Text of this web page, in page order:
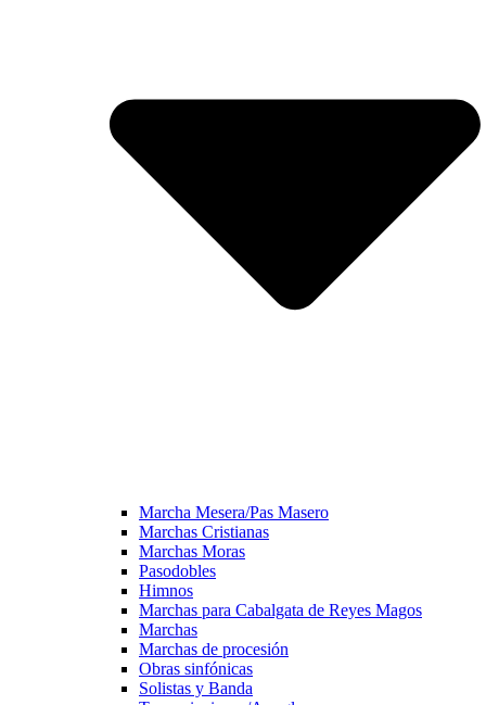
Marcha Mesera/Pas Masero
Marchas Cristianas
Marchas Moras
Pasodobles
Himnos
Marchas para Cabalgata de Reyes Magos
Marchas
Marchas de procesión
Obras sinfónicas
Solistas y Banda